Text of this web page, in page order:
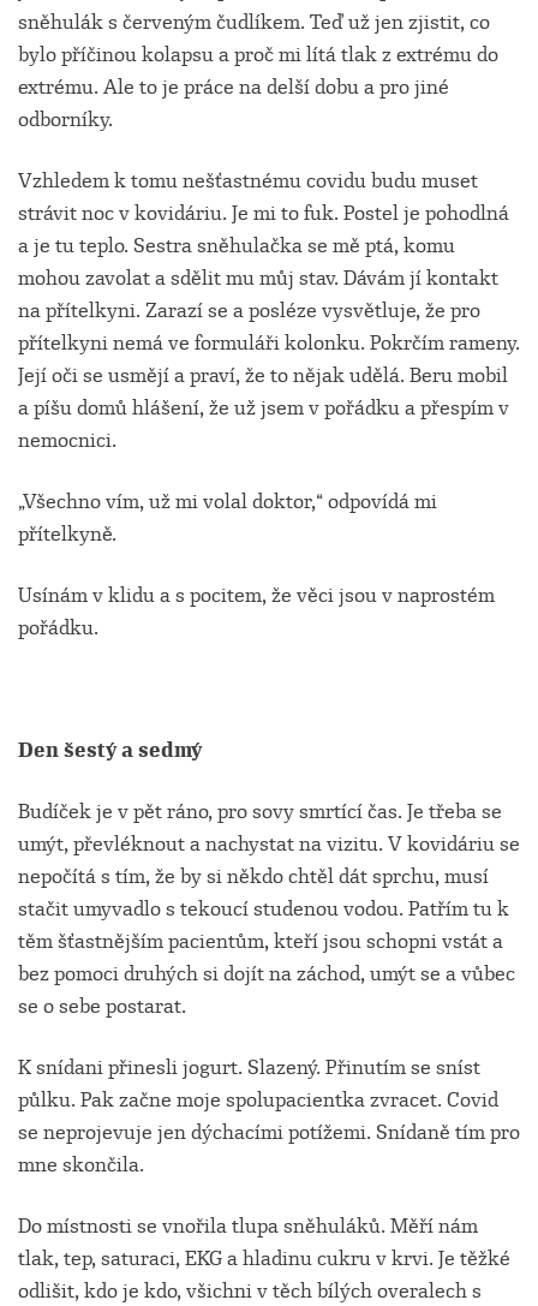
sněhulák s červeným čudlíkem. Teď už jen zjistit, co
bylo příčinou kolapsu a proč mi lítá tlak z extrému do
extrému. Ale to je práce na delší dobu a pro jiné
odborníky.
Vzhledem k tomu nešťastnému covidu budu muset
strávit noc v kovidáriu. Je mi to fuk. Postel je pohodlná
a je tu teplo. Sestra sněhulačka se mě ptá, komu
mohou zavolat a sdělit mu můj stav. Dávám jí kontakt
na přítelkyni. Zarazí se a posléze vysvětluje, že pro
přítelkyni nemá ve formuláři kolonku. Pokrčím rameny.
Její oči se usmějí a praví, že to nějak udělá. Beru mobil
a píšu domů hlášení, že už jsem v pořádku a přespím v
nemocnici.
„Všechno vím, už mi volal doktor,“ odpovídá mi
přítelkyně.
Usínám v klidu a s pocitem, že věci jsou v naprostém
pořádku.
Den šestý a sedmý
Budíček je v pět ráno, pro sovy smrtící čas. Je třeba se
umýt, převléknout a nachystat na vizitu. V kovidáriu se
nepočítá s tím, že by si někdo chtěl dát sprchu, musí
stačit umyvadlo s tekoucí studenou vodou. Patřím tu k
těm šťastnějším pacientům, kteří jsou schopni vstát a
bez pomoci druhých si dojít na záchod, umýt se a vůbec
se o sebe postarat.
K snídani přinesli jogurt. Slazený. Přinutím se sníst
půlku. Pak začne moje spolupacientka zvracet. Covid
se neprojevuje jen dýchacími potížemi. Snídaně tím pro
mne skončila.
Do místnosti se vnořila tlupa sněhuláků. Měří nám
tlak, tep, saturaci, EKG a hladinu cukru v krvi. Je těžké
odlišit, kdo je kdo, všichni v těch bílých overalech s